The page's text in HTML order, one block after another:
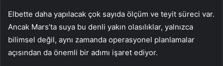
Elbette daha yapılacak çok sayıda ölçüm ve teyit süreci var.
Ancak Mars’ta suya bu denli yakın olasılıklar, yalnızca
bilimsel değil, aynı zamanda operasyonel planlamalar
açısından da önemli bir adımı işaret ediyor.